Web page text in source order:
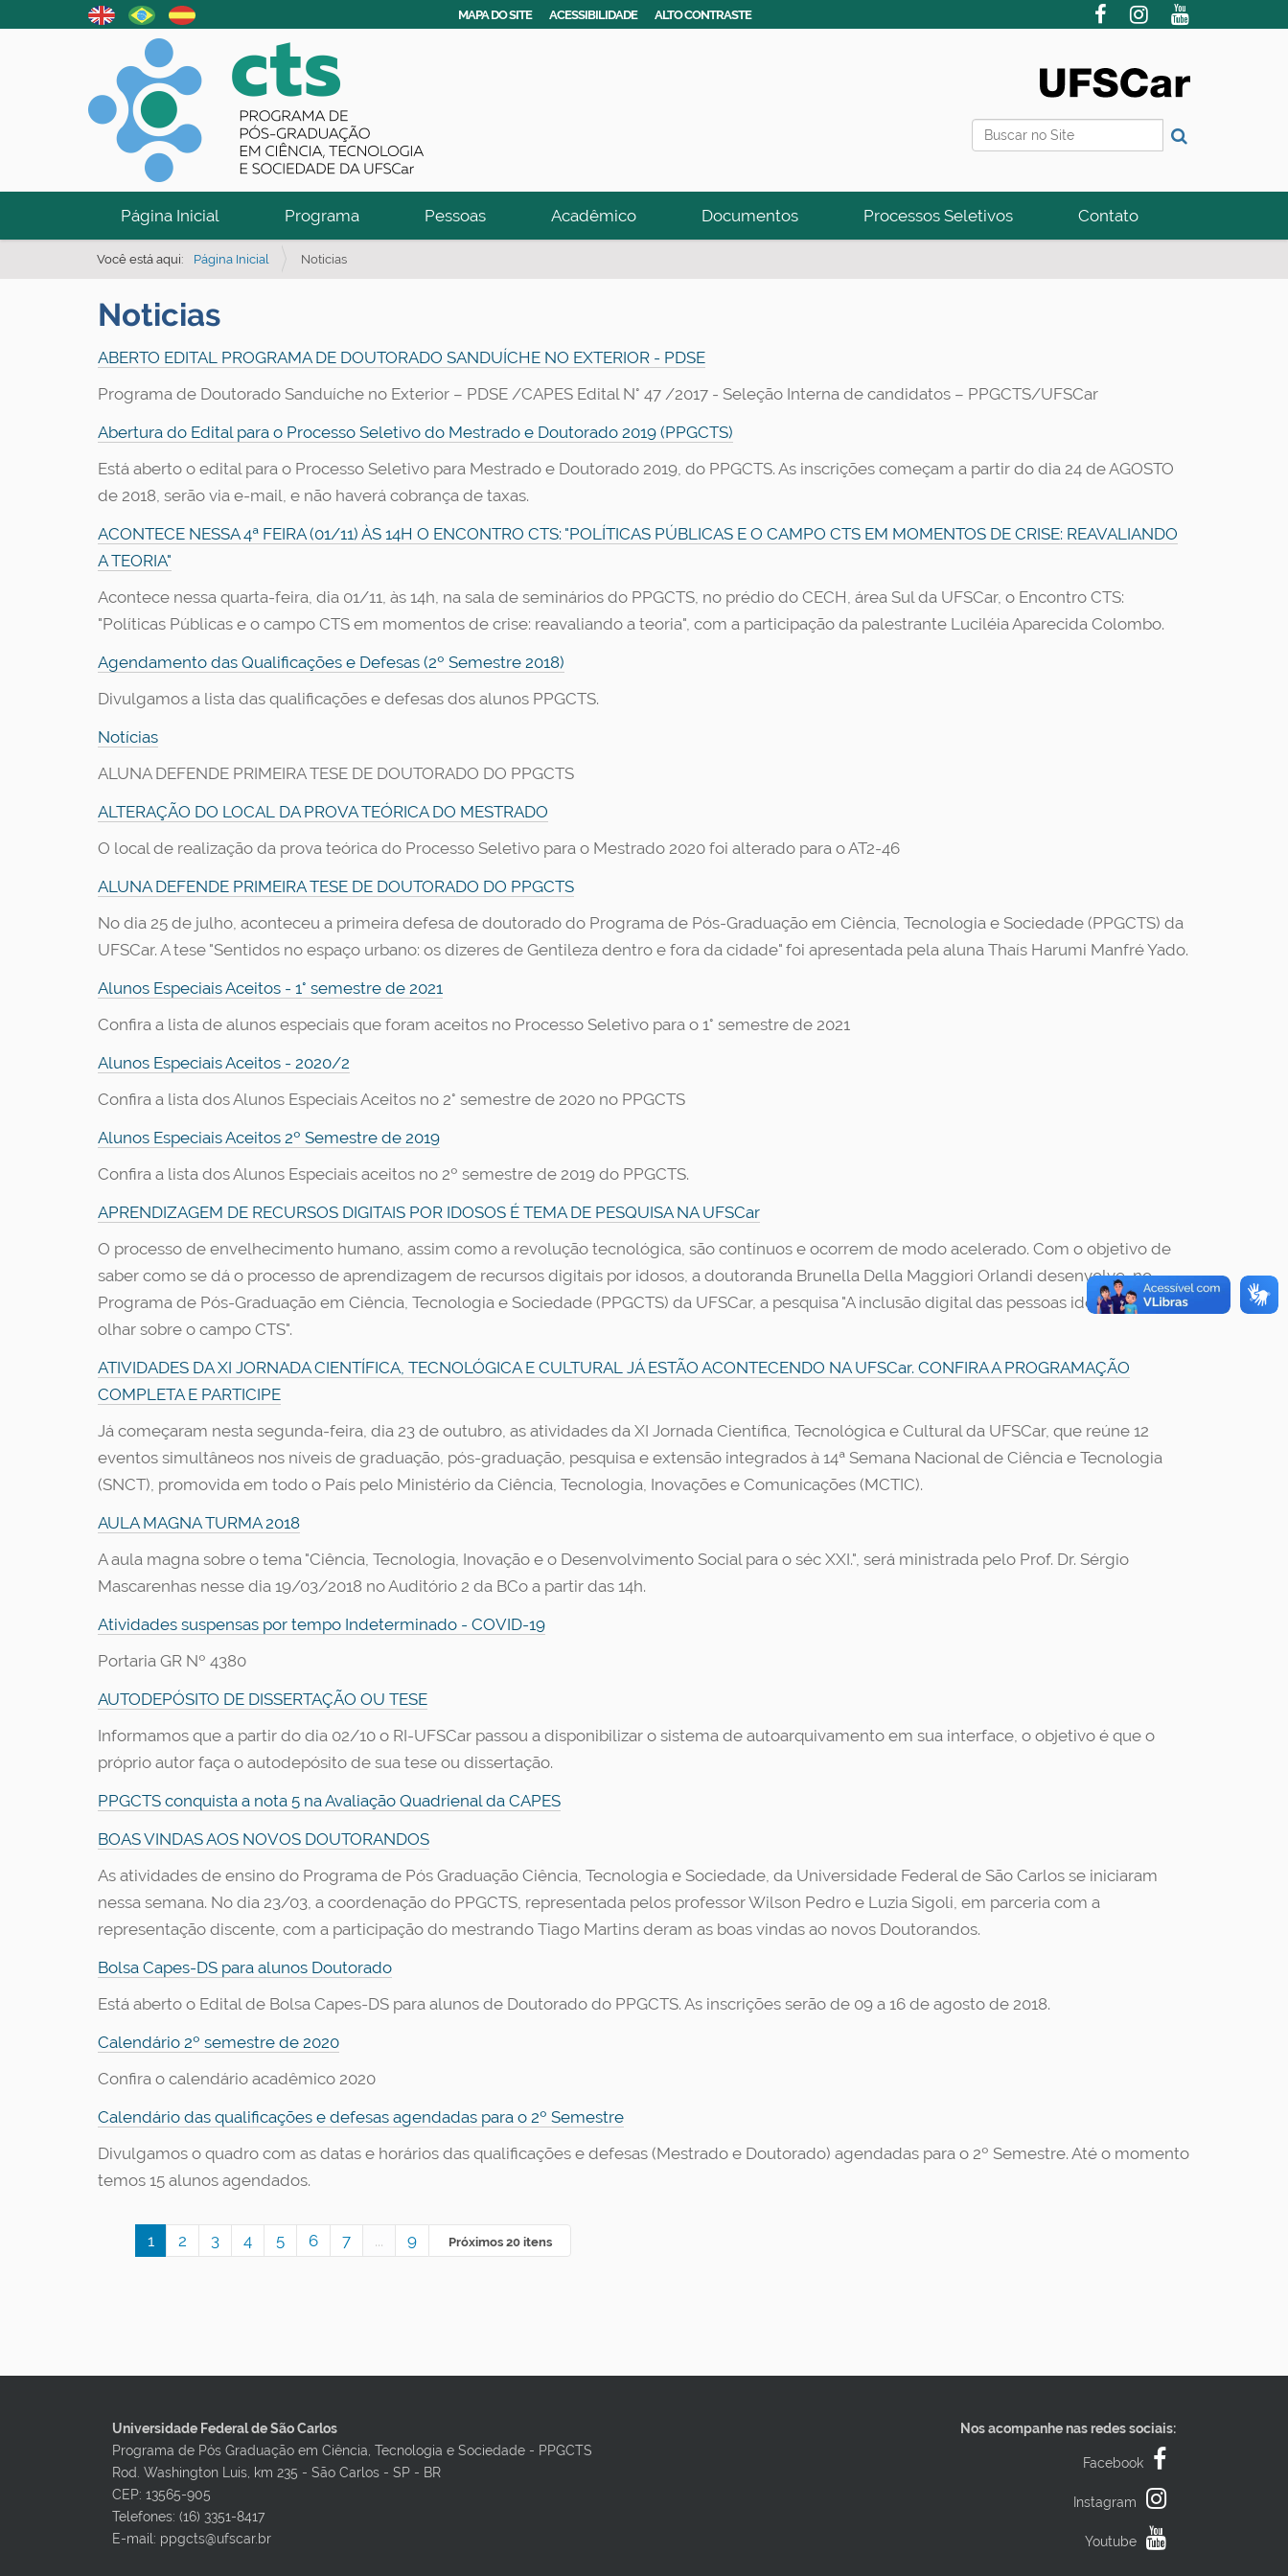
MAPA DO SITE ACESSIBILIDADE ALTO CONTRASTE
Busca
Página Inicial Programa Pessoas Acadêmico Documentos Processos Seletivos Contato
Você está aqui: Página Inicial Noticias
Noticias
ABERTO EDITAL PROGRAMA DE DOUTORADO SANDUÍCHE NO EXTERIOR - PDSE
Programa de Doutorado Sanduíche no Exterior – PDSE /CAPES Edital N° 47 /2017 - Seleção Interna de candidatos – PPGCTS/UFSCar
Abertura do Edital para o Processo Seletivo do Mestrado e Doutorado 2019 (PPGCTS)
Está aberto o edital para o Processo Seletivo para Mestrado e Doutorado 2019, do PPGCTS. As inscrições começam a partir do dia 24 de AGOSTO
de 2018, serão via e-mail, e não haverá cobrança de taxas.
ACONTECE NESSA 4ª FEIRA (01/11) ÀS 14H O ENCONTRO CTS: "POLÍTICAS PÚBLICAS E O CAMPO CTS EM MOMENTOS DE CRISE: REAVALIANDO
A TEORIA"
Acontece nessa quarta-feira, dia 01/11, às 14h, na sala de seminários do PPGCTS, no prédio do CECH, área Sul da UFSCar, o Encontro CTS:
"Políticas Públicas e o campo CTS em momentos de crise: reavaliando a teoria", com a participação da palestrante Luciléia Aparecida Colombo.
Agendamento das Qualificações e Defesas (2º Semestre 2018)
Divulgamos a lista das qualificações e defesas dos alunos PPGCTS.
Notícias
ALUNA DEFENDE PRIMEIRA TESE DE DOUTORADO DO PPGCTS
ALTERAÇÃO DO LOCAL DA PROVA TEÓRICA DO MESTRADO
O local de realização da prova teórica do Processo Seletivo para o Mestrado 2020 foi alterado para o AT2-46
ALUNA DEFENDE PRIMEIRA TESE DE DOUTORADO DO PPGCTS
No dia 25 de julho, aconteceu a primeira defesa de doutorado do Programa de Pós-Graduação em Ciência, Tecnologia e Sociedade (PPGCTS) da
UFSCar. A tese "Sentidos no espaço urbano: os dizeres de Gentileza dentro e fora da cidade" foi apresentada pela aluna Thaís Harumi Manfré Yado.
Alunos Especiais Aceitos - 1° semestre de 2021
Confira a lista de alunos especiais que foram aceitos no Processo Seletivo para o 1° semestre de 2021
Alunos Especiais Aceitos - 2020/2
Confira a lista dos Alunos Especiais Aceitos no 2° semestre de 2020 no PPGCTS
Alunos Especiais Aceitos 2º Semestre de 2019
Confira a lista dos Alunos Especiais aceitos no 2º semestre de 2019 do PPGCTS.
APRENDIZAGEM DE RECURSOS DIGITAIS POR IDOSOS É TEMA DE PESQUISA NA UFSCar
O processo de envelhecimento humano, assim como a revolução tecnológica, são contínuos e ocorrem de modo acelerado. Com o objetivo de
saber como se dá o processo de aprendizagem de recursos digitais por idosos, a doutoranda Brunella Della Maggiori Orlandi desenvolve, no
Programa de Pós-Graduação em Ciência, Tecnologia e Sociedade (PPGCTS) da UFSCar, a pesquisa "A inclusão digital das pessoas idosas: um
olhar sobre o campo CTS".
ATIVIDADES DA XI JORNADA CIENTÍFICA, TECNOLÓGICA E CULTURAL JÁ ESTÃO ACONTECENDO NA UFSCar. CONFIRA A PROGRAMAÇÃO
COMPLETA E PARTICIPE
Já começaram nesta segunda-feira, dia 23 de outubro, as atividades da XI Jornada Científica, Tecnológica e Cultural da UFSCar, que reúne 12
eventos simultâneos nos níveis de graduação, pós-graduação, pesquisa e extensão integrados à 14ª Semana Nacional de Ciência e Tecnologia
(SNCT), promovida em todo o País pelo Ministério da Ciência, Tecnologia, Inovações e Comunicações (MCTIC).
AULA MAGNA TURMA 2018
A aula magna sobre o tema "Ciência, Tecnologia, Inovação e o Desenvolvimento Social para o séc XXI.", será ministrada pelo Prof. Dr. Sérgio
Mascarenhas nesse dia 19/03/2018 no Auditório 2 da BCo a partir das 14h.
Atividades suspensas por tempo Indeterminado - COVID-19
Portaria GR Nº 4380
AUTODEPÓSITO DE DISSERTAÇÃO OU TESE
Informamos que a partir do dia 02/10 o RI-UFSCar passou a disponibilizar o sistema de autoarquivamento em sua interface, o objetivo é que o
próprio autor faça o autodepósito de sua tese ou dissertação.
PPGCTS conquista a nota 5 na Avaliação Quadrienal da CAPES
BOAS VINDAS AOS NOVOS DOUTORANDOS
As atividades de ensino do Programa de Pós Graduação Ciência, Tecnologia e Sociedade, da Universidade Federal de São Carlos se iniciaram
nessa semana. No dia 23/03, a coordenação do PPGCTS, representada pelos professor Wilson Pedro e Luzia Sigoli, em parceria com a
representação discente, com a participação do mestrando Tiago Martins deram as boas vindas ao novos Doutorandos.
Bolsa Capes-DS para alunos Doutorado
Está aberto o Edital de Bolsa Capes-DS para alunos de Doutorado do PPGCTS. As inscrições serão de 09 a 16 de agosto de 2018.
Calendário 2º semestre de 2020
Confira o calendário acadêmico 2020
Calendário das qualificações e defesas agendadas para o 2º Semestre
Divulgamos o quadro com as datas e horários das qualificações e defesas (Mestrado e Doutorado) agendadas para o 2º Semestre. Até o momento
temos 15 alunos agendados.
1 2 3 4 5 6 7 ... 9 Próximos 20 itens
Universidade Federal de São Carlos
Programa de Pós Graduação em Ciência, Tecnologia e Sociedade - PPGCTS
Rod. Washington Luis, km 235 - São Carlos - SP - BR
CEP: 13565-905
Telefones: (16) 3351-8417
E-mail: ppgcts@ufscar.br
Nos acompanhe nas redes sociais:
Facebook
Instagram
Youtube